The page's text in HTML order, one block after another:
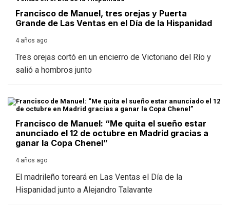
Francisco de Manuel, tres orejas y Puerta
Grande de Las Ventas en el Día de la Hispanidad
4 años ago
Tres orejas cortó en un encierro de Victoriano del Río y
salió a hombros junto
Francisco de Manuel: “Me quita el sueño estar
anunciado el 12 de octubre en Madrid gracias a
ganar la Copa Chenel”
4 años ago
El madrileño toreará en Las Ventas el Día de la
Hispanidad junto a Alejandro Talavante